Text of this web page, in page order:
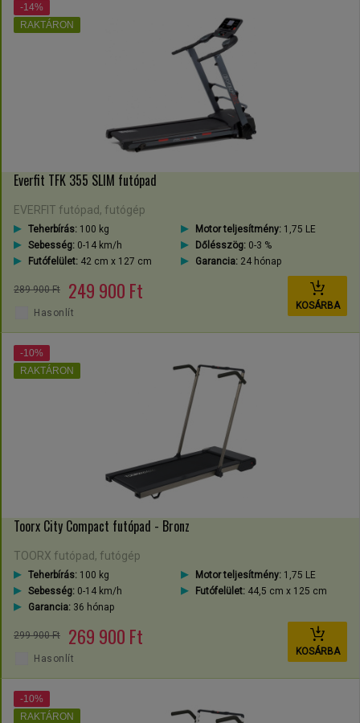
Everfit TFK 355 SLIM futópad
EVERFIT futópad, futógép
Teherbírás: 100 kg Motor teljesítmény:1,75 LE
Sebesség: 0-14 km/h Dőlésszög:0-3 %
Futófelület: 42 cm x 127 cm Garancia:24 hónap
289 900 Ft 249 900 Ft
KOSÁRBA
-14%
RAKTÁRON
Hasonlít
Toorx City Compact futópad - Bronz
TOORX futópad, futógép
Teherbírás: 100 kg Motor teljesítmény: 1,75 LE
Sebesség: 0-14 km/h Futófelület: 44,5 cm x 125 cm
Garancia: 36 hónap
299 900 Ft 269 900 Ft
KOSÁRBA
-10%
RAKTÁRON
Hasonlít
-10%
RAKTÁRON